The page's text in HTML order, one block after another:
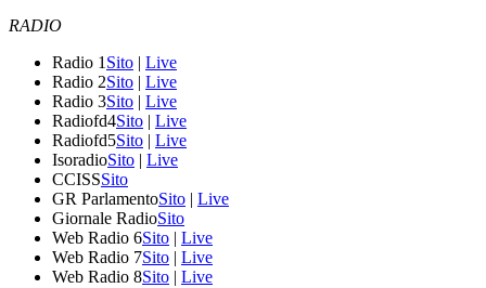
RADIO
Radio 1 Sito | Live
Radio 2Sito | Live
Radio 3Sito | Live
Radiofd4Sito | Live
Radiofd5Sito | Live
IsoradioSito | Live
CCISSSito
GR ParlamentoSito | Live
Giornale RadioSito
Web Radio 6Sito | Live
Web Radio 7Sito | Live
Web Radio 8Sito | Live